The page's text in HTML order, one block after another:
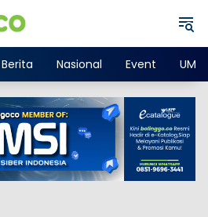
Berita Nasional Event